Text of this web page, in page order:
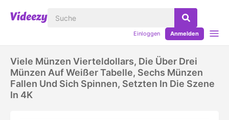
Einloggen Anmelden
Viele Münzen Vierteldollars, Die Über Drei
Münzen Auf Weißer Tabelle, Sechs Münzen
Fallen Und Sich Spinnen, Setzten In Die Szene
In 4K